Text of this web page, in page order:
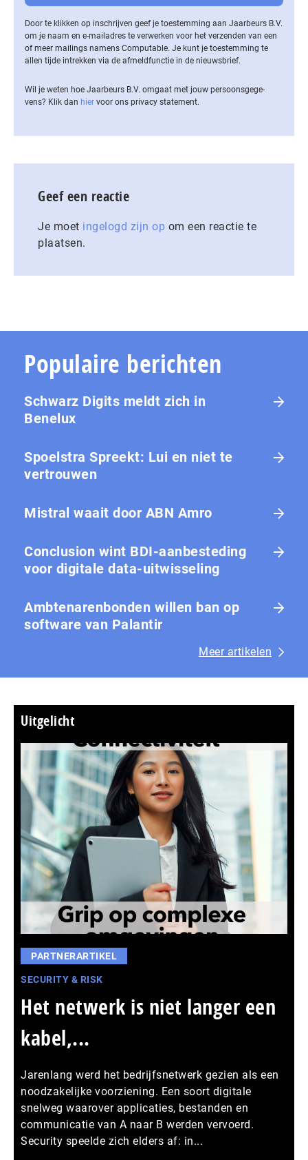
Door te klikken op inschrijven geef je toestemming aan Jaarbeurs B.V.
om je naam en e-mailadres te verwerken voor het verzenden van een
of meer mailings namens Computable. Je kunt je toestemming te
allen tijde intrekken via de af­meld­func­tie in de nieuwsbrief.
Wil je weten hoe Jaarbeurs B.V. omgaat met jouw per­soons­ge­ge­
vens? Klik dan hier voor ons privacy statement.
Geef een reactie
Je moet ingelogd zijn op om een reactie te
plaatsen.
Populaire berichten
Schwarz Digits meldt zich in
Benelux
Spoelstra Spreekt: Lui en niet te
vertrouwen
Mistral waait door ABN Amro
Conclusion wint BDI-aanbesteding
voor digitale data-uitwisseling
Ambtenarenbonden willen ban op
software van Palantir
Meer artikelen
Uitgelicht
PARTNERARTIKEL
SECURITY & RISK
Het netwerk is niet langer een
kabel,...
Jarenlang werd het bedrijfsnetwerk gezien als een
noodzakelijke voorziening. Een soort digitale
snelweg waarover applicaties, bestanden en
communicatie van A naar B werden vervoerd.
Security speelde zich elders af: in...